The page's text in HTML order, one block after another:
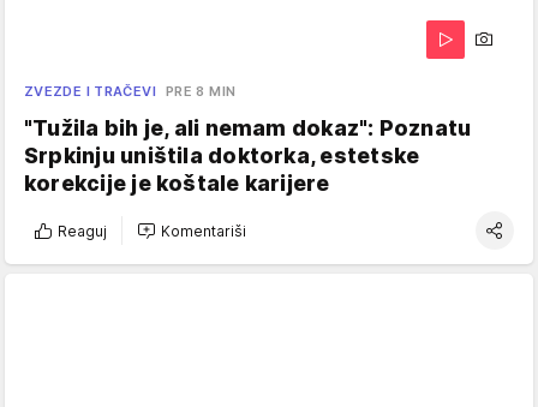
ZVEZDE I TRAČEVI PRE 8 MIN
"Tužila bih je, ali nemam dokaz": Poznatu
Srpkinju uništila doktorka, estetske
korekcije je koštale karijere
Reaguj Komentariši